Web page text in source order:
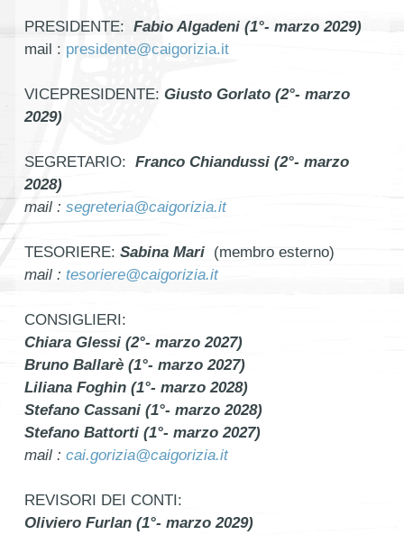
PRESIDENTE: Fabio Algadeni (1°- marzo 2029)
mail : presidente@caigorizia.it
VICEPRESIDENTE: Giusto Gorlato (2°- marzo
2029)
SEGRETARIO: Franco Chiandussi (2°- marzo
2028)
mail : segreteria@caigorizia.it
TESORIERE: Sabina Mari (membro esterno)
mail : tesoriere@caigorizia.it
CONSIGLIERI:
Chiara Glessi (2°- marzo 2027)
Bruno Ballarè (1°- marzo 2027)
Liliana Foghin (1°- marzo 2028)
Stefano Cassani (1°- marzo 2028)
Stefano Battorti (1°- marzo 2027)
mail : cai.gorizia@caigorizia.it
REVISORI DEI CONTI:
Oliviero Furlan (1°- marzo 2029)